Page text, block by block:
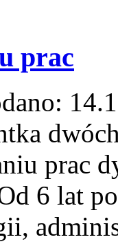
prac
prac
6 lat